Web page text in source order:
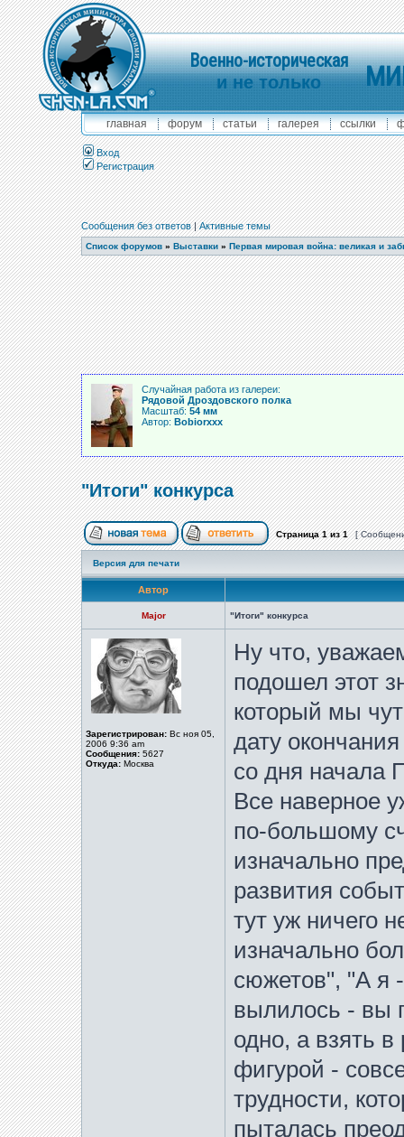
Военно-историческая
и не только
главная форум статьи галерея ссылки
Вход
Регистрация
Сообщения без ответов|Активные темы
Список форумов » Выставки » Первая мировая война: великая и
Случайная работа из галереи:
Рядовой Дроздовского полка
Масштаб: 54 мм
Автор: Bobiorxxx
"Итоги" конкурса
Страница1из1 [
Версия для печати
Автор
Major "Итоги" конкурса
Зарегистрирован: Вс ноя 05,
2006 9:36 am
Сообщения: 5627
Откуда: Москва
Ну что,
подошел этот
который мы
дату
со дня начала
Все наверное
по-большому
изначально
развития
тут уж ничего
изначально
сюжетов", "А я
вылилось - вы
одно, а взять
фигурой -
трудности,
пыталась